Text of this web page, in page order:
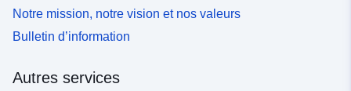
Notre mission, notre vision et nos valeurs
Bulletin d’information
Autres services